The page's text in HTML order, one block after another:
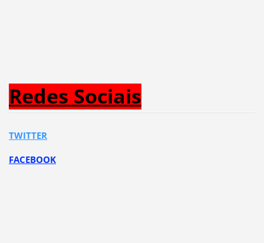
Redes Sociais
TWITTER
FACEBOOK